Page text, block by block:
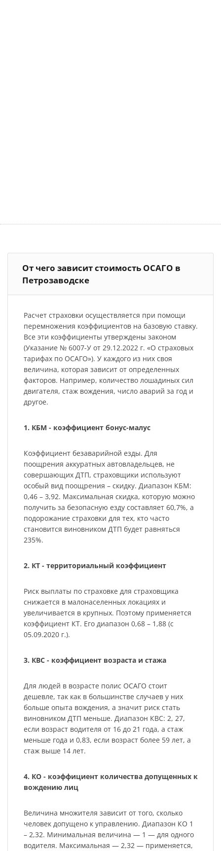
От чего зависит стоимость ОСАГО в
Петрозаводске
Расчет страховки осуществляется при помощи
перемножения коэффициентов на базовую ставку.
Все эти коэффициенты утверждены законом
(Указание № 6007-У от 29.12.2022 г. «О страховых
тарифах по ОСАГО»). У каждого из них своя
величина, которая зависит от определенных
факторов. Например, количество лошадиных сил
двигателя, стаж вождения, число аварий за год и
другое.
1. КБМ - коэффициент бонус-малус
Коэффициент безаварийной езды. Для
поощрения аккуратных автовладельцев, не
совершающих ДТП, страховщики используют
особый вид поощрения – скидку. Диапазон КБМ:
0,46 – 3,92. Максимальная скидка, которую можно
получить за безопасную езду составляет 60,7%, а
подорожание страховки для тех, кто часто
становится виновником ДТП будет равняться
235%.
2. КТ - территориальный коэффициент
Риск выплаты по страховке для страховщика
снижается в малонаселенных локациях и
увеличивается в крупных. Поэтому применяется
коэффициент КТ. Его диапазон 0,68 – 1,88 (с
05.09.2020 г.).
3. КВС - коэффициент возраста и стажа
Для людей в возрасте полис ОСАГО стоит
дешевле, так как в большинстве случаев у них
больше опыта вождения, а значит риск стать
виновником ДТП меньше. Диапазон КВС: 2, 27,
если возраст водителя от 16 до 21 года, а стаж
меньше года и 0,83, если возраст более 59 лет, а
стаж выше 14 лет.
4. КО - коэффициент количества допущенных к
вождению лиц
Величина множителя зависит от того, сколько
человек допущено к управлению. Диапазон КО 1
– 2,32. Минимальная величина — 1 — для одного
водителя. Максимальная — 2,32 — применяется,